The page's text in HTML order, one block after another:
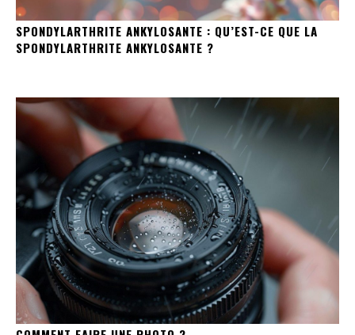
SPONDYLARTHRITE ANKYLOSANTE : QU’EST-CE QUE LA
SPONDYLARTHRITE ANKYLOSANTE ?